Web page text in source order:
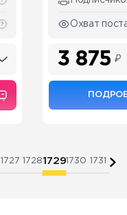
Охват
3 875 ₽
1727 172817291730 1731